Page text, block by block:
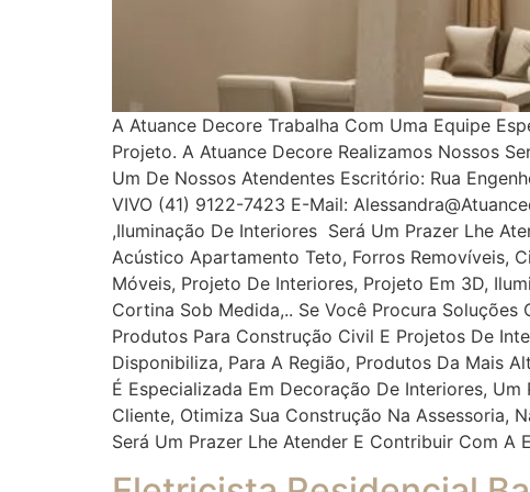
A Atuance Decore Trabalha Com Uma Equipe
Projeto. A Atuance Decore Realizamos Nossos
Um De Nossos Atendentes Escritório: Rua
VIVO (41) 9122-7423 E-Mail:
,iluminação De Interiores Será Um Prazer Lhe
Acústico Apartamento Teto, Forros Removíveis,
Móveis, Projeto De Interiores, Projeto Em 3D,
Cortina Sob Medida,.. Se Você Procura Soluções
Produtos Para Construção Civil E Projetos De
Disponibiliza, Para A Região, Produtos Da Mais
É Especializada Em Decoração De Interiores,
Cliente, Otimiza Sua Construção Na Assessoria,
Será Um Prazer Lhe Atender E Contribuir Com A